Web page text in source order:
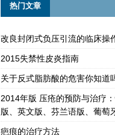
热门文章
改良封闭式负压引流的临床操
2015失禁性皮炎指南
关于反式脂肪酸的危害你知道
2014年版 压疮的预防与治疗
版、英文版、芬兰语版、葡萄
疤痕的治疗方法